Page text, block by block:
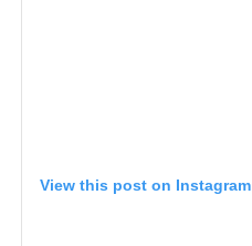
View this post on Instagram